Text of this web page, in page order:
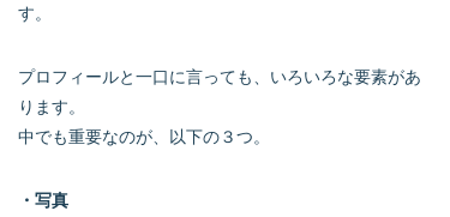
す。
プロフィールと一口に言っても、いろいろな要素があ
ります。
中でも重要なのが、以下の３つ。
・写真